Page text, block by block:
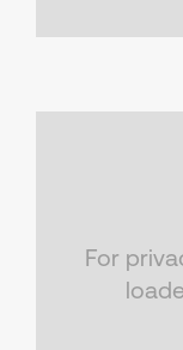
For